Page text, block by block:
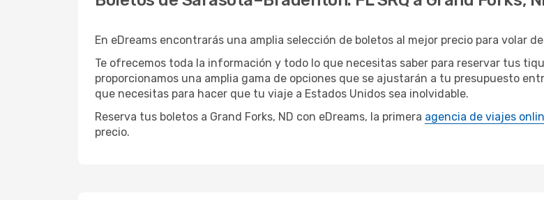
En eDreams encontrarás una amplia selección de boletos al mejor precio para volar
Te ofrecemos toda la información y todo lo que necesitas saber para reservar tus
proporcionamos una amplia gama de opciones que se ajustarán a tu presupuesto
que necesitas para hacer que tu viaje a Estados Unidos sea inolvidable.
Reserva tus boletos a Grand Forks, ND con eDreams, la primera agencia de viajes
precio.